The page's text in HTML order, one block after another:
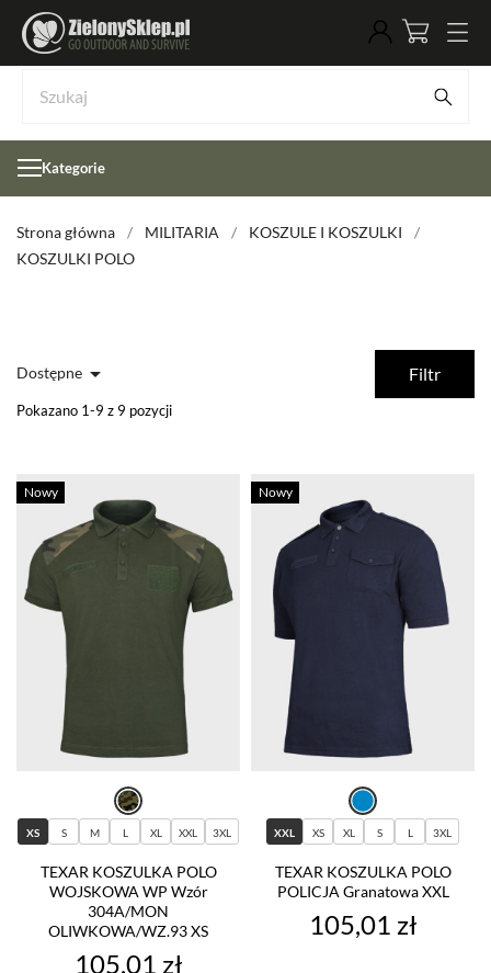
Kategorie
Strona główna MILITARIA
KOSZULE I KOSZULKI
KOSZULKI POLO
Dostępne  Filtr
Pokazano 1-9 z 9 pozycji
XS S M L XL XXL 3XL
TEXAR KOSZULKA POLO
WOJSKOWA WP Wzór
304A/MON
OLIWKOWA/WZ.93 XS
Cena
105,01 zł
Nowy
XXL XS XL S L 3XL
TEXAR KOSZULKA POLO
POLICJA Granatowa XXL
Cena
105,01 zł
Nowy